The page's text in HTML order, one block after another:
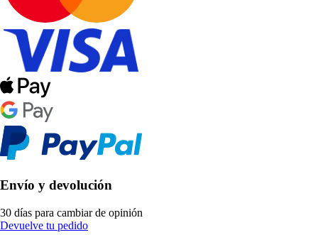
Envío y devolución
30 días para cambiar de opinión
Devuelve tu pedido